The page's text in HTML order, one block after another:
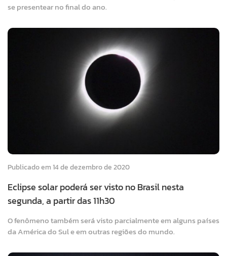
se presentear no final do ano.
Publicado em 14 de dezembro de 2020
Eclipse solar poderá ser visto no Brasil nesta
segunda, a partir das 11h30
O fenômeno também será visto parcialmente em alguns países
da América do Sul e em outras regiões do mundo.